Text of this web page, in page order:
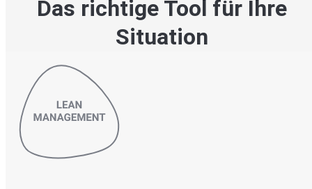
Das richtige Tool für Ihre
Situation